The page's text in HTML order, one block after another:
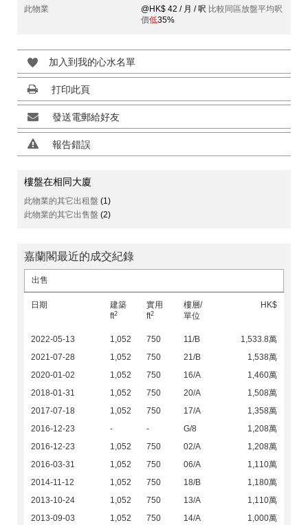
此物業
@HK$ 42 / 月 / 呎 比較同區放盤平均呎
價低35%
加入到我的心水名單
打印此頁
發送電郵給好友
報告錯誤
樓盤在相同大廈
此物業的其它出租盤 (1)
此物業的其它出售盤 (2)
嘉蘭閣最近的成交紀錄
出售
日期
建築
ft2
實用
ft2
樓層/
單位
HK$
2022-05-13 1,052 750 11/B
1,533.8萬
2021-07-28
1,052 750 21/B
1,538萬
2020-01-02
1,052 750 16/A
1,460萬
2018-01-31
1,052 750 20/A
1,508萬
2017-07-18
1,052 750 17/A
1,358萬
2016-12-23
- - G/8
1,208萬
2016-12-23
1,052 750 02/A
1,208萬
2016-03-31
1,052 750 06/A
1,110萬
2014-11-12
1,052 750 18/B
1,180萬
2013-10-24
1,052 750 13/A
1,110萬
2013-09-03
1,052 750 14/A 1,000萬